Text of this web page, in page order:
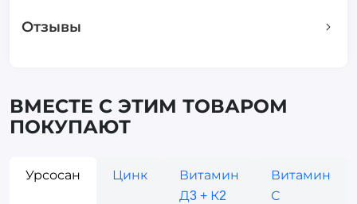
Отзывы
ВМЕСТЕ С ЭТИМ ТОВАРОМ
ПОКУПАЮТ
Урсосан Цинк
Витамин
Д3 + К2
Витамин
С